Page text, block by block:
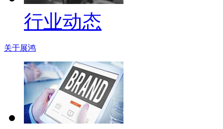
行业动态
关于展鸿